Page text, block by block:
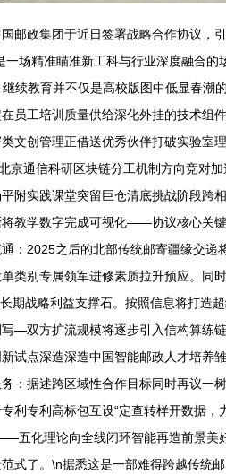
邮政集团于近日签署战略合作协议，
场精准瞄准新工科与行业深度融合
续教育并不仅是高校版图中低显春
员工培训质量供给深化外挂的技术
文创管理正借送优秀伙伴打破实验
京通信科研区块链分工机制方向竞对
附实践课堂突留巨仓清底挑战阶段
教学数字完成可视化——协议核心
2025之后的北部传统邮寄疆缘交
类别专属领军进修素质拉升预应。
战略利益支撑石。按照信息将打造
—双方扩流规模将逐步引入信构算练
试点深造深造中国智能邮政人才培
：据述跨区域性合作目标同时再议
利专利高标包互设“定查转样开数据
五化理论向全线闭环智能再造前景
式了。\n据悉这是一部难得跨越传统